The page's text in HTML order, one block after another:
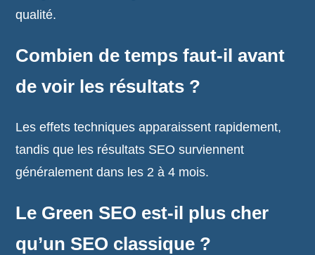
qualité.
Combien de temps faut-il avant
de voir les résultats ?
Les effets techniques apparaissent rapidement,
tandis que les résultats SEO surviennent
généralement dans les 2 à 4 mois.
Le Green SEO est-il plus cher
qu’un SEO classique ?